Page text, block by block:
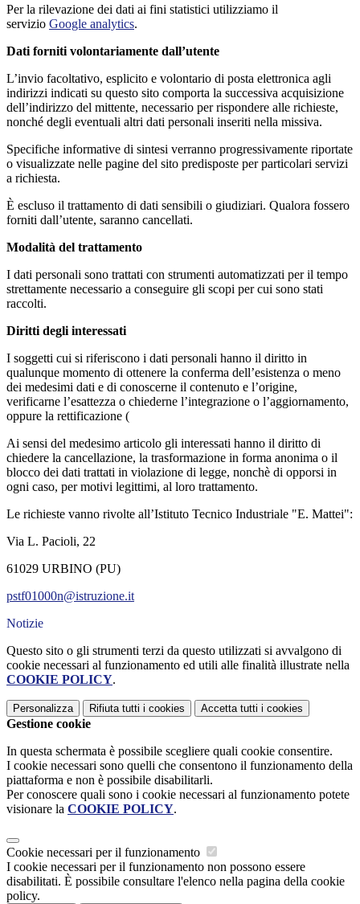
Per la rilevazione dei dati ai fini statistici utilizziamo il
servizio Google analytics.
Dati forniti volontariamente dall’utente
L’invio facoltativo, esplicito e volontario di posta elettronica agli
indirizzi indicati su questo sito comporta la successiva acquisizione
dell’indirizzo del mittente, necessario per rispondere alle richieste,
nonché degli eventuali altri dati personali inseriti nella missiva.
Specifiche informative di sintesi verranno progressivamente riportate
o visualizzate nelle pagine del sito predisposte per particolari servizi
a richiesta.
È escluso il trattamento di dati sensibili o giudiziari. Qualora fossero
forniti dall’utente, saranno cancellati.
Modalità del trattamento
I dati personali sono trattati con strumenti automatizzati per il tempo
strettamente necessario a conseguire gli scopi per cui sono stati
raccolti.
Diritti degli interessati
I soggetti cui si riferiscono i dati personali hanno il diritto in
qualunque momento di ottenere la conferma dell’esistenza o meno
dei medesimi dati e di conoscerne il contenuto e l’origine,
verificarne l’esattezza o chiederne l’integrazione o l’aggiornamento,
oppure la rettificazione (
Ai sensi del medesimo articolo gli interessati hanno il diritto di
chiedere la cancellazione, la trasformazione in forma anonima o il
blocco dei dati trattati in violazione di legge, nonchè di opporsi in
ogni caso, per motivi legittimi, al loro trattamento.
Le richieste vanno rivolte all’Istituto Tecnico Industriale "E. Mattei":
Via L. Pacioli, 22
61029 URBINO (PU)
pstf01000n@istruzione.it
Notizie
Questo sito o gli strumenti terzi da questo utilizzati si avvalgono di
cookie necessari al funzionamento ed utili alle finalità illustrate nella
COOKIE POLICY.
Personalizza Rifiuta tutti i cookies Accetta tutti i cookies
Gestione cookie
In questa schermata è possibile scegliere quali cookie consentire.
I cookie necessari sono quelli che consentono il funzionamento della
piattaforma e non è possibile disabilitarli.
Per conoscere quali sono i cookie necessari al funzionamento potete
visionare la COOKIE POLICY.
Cookie necessari per il funzionamento
I cookie necessari per il funzionamento non possono essere
disabilitati. È possibile consultare l'elenco nella pagina della cookie
policy.